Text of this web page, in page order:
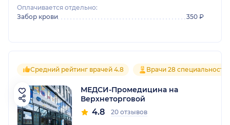
Оплачивается отдельно:
Забор крови
350 ₽
Средний рейтинг врачей 4.8 Врачи 28
МЕДСИ-Промедицина на
Верхнеторговой
4.8 20 отзывов